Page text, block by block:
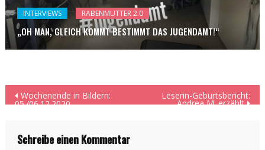
INTERVIEWS RABENMUTTER 2.0
„OH MAN, GLEICH KOMMT BESTIMMT DAS JUGENDAMT!“
Beitragsnavigation
Wochenende in Bildern:
05./06.12.2020
Leserin-Geburtsbericht:
Andrea M. erzählt
Schreibe einen Kommentar